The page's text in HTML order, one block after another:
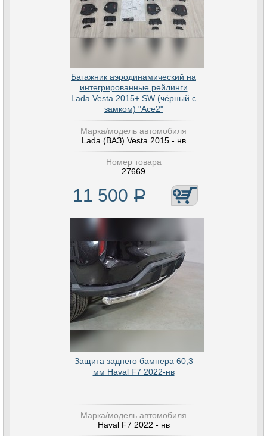
Багажник аэродинамический на
интегрированные рейлинги
Lada Vesta 2015+ SW (чёрный с
замком) "Ace2"
Марка/модель автомобиля
Lada (ВАЗ) Vesta 2015 - нв
Номер товара
27669
11 500 Р
Защита заднего бампера 60,3
мм Haval F7 2022-нв
Марка/модель автомобиля
Haval F7 2022 - нв